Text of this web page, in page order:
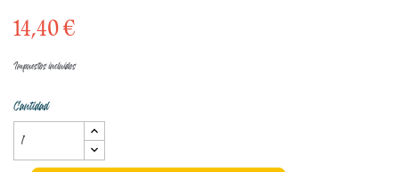
14,40 €
Impuestos incluidos
Cantidad